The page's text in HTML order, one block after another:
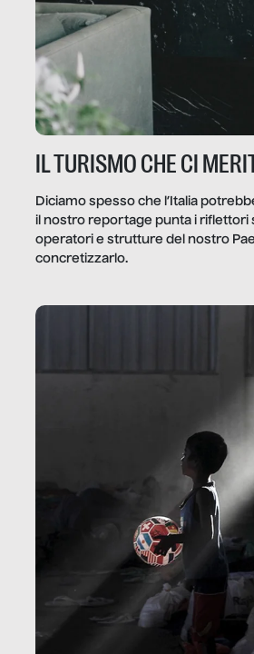
IL TURISMO CHE CI
Diciamo spesso che l’Italia
il nostro reportage punta i riflettori
operatori e strutture del nostro
concretizzarlo.